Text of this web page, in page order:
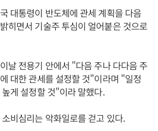
대통령이 반도체에 관세 계획을 다음
히면서 기술주 투심이 얼어붙은 것으로
날 전용기 안에서 "다음 주나 다다음 주
대한 관세를 설정할 것"이라며 "일정
게 설정할 것"이라 말했다.
비심리는 악화일로를 걷고 있다.